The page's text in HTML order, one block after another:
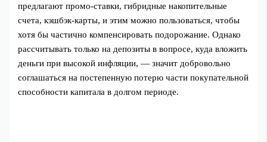
предлагают промо‑ставки, гибридные накопительные
счета, кэшбэк‑карты, и этим можно пользоваться, чтобы
хотя бы частично компенсировать подорожание. Однако
рассчитывать только на депозиты в вопросе, куда вложить
деньги при высокой инфляции, — значит добровольно
соглашаться на постепенную потерю части покупательной
способности капитала в долгом периоде.